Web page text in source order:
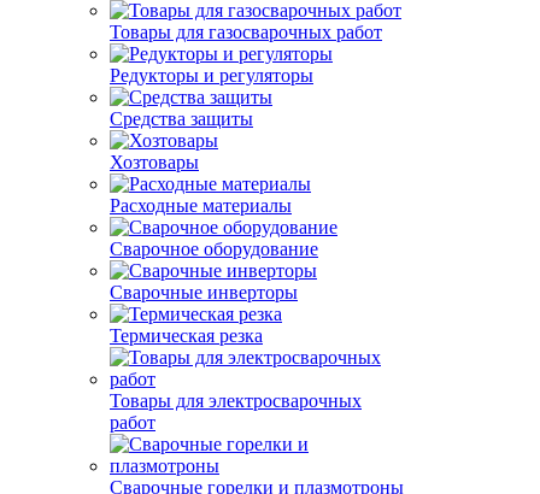
Товары для газосварочных работ
Редукторы и регуляторы
Средства защиты
Хозтовары
Расходные материалы
Сварочное оборудование
Сварочные инверторы
Термическая резка
Товары для электросварочных
работ
Сварочные горелки и плазмотроны